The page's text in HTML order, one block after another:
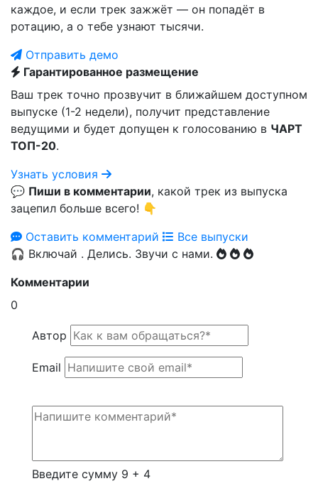
каждое, и если трек зажжёт — он попадёт в
ротацию, а о тебе узнают тысячи.
Отправить демо
Гарантированное размещение
Ваш трек точно прозвучит в ближайшем доступном
выпуске (1-2 недели), получит представление
ведущими и будет допущен к голосованию в ЧАРТ
ТОП-20.
Узнать условия
💬 Пиши в комментарии, какой трек из выпуска
зацепил больше всего! 👇
Оставить комментарий
Все выпуски
🎧 Включай . Делись. Звучи с нами.
Комментарии
0
Автор
Email
Введите сумму 9 + 4